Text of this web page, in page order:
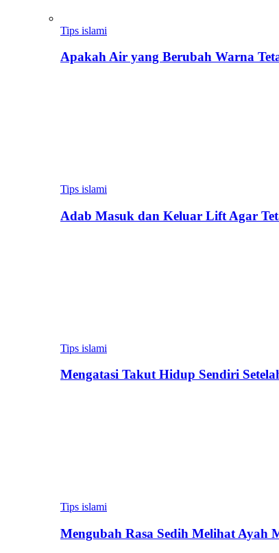
Tips islami
Apakah Air yang Berubah Warna
Tips islami
Adab Masuk dan Keluar Lift Agar
Tips islami
Mengatasi Takut Hidup Sendiri
Tips islami
Mengubah Rasa Sedih Melihat